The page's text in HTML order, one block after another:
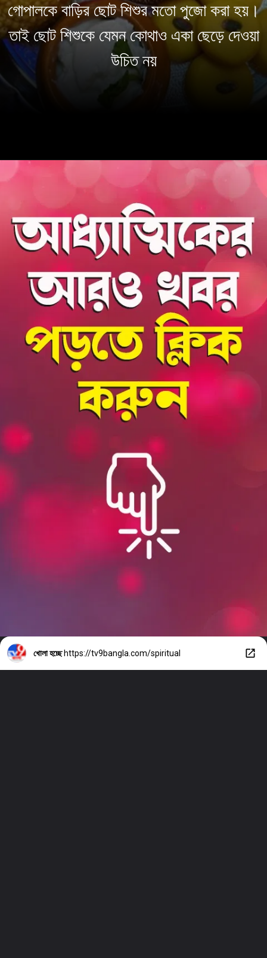
গোপালকে বাড়ির ছোট শিশুর মতো পুজো করা হয়।
তাই ছোট শিশুকে যেমন কোথাও একা ছেড়ে দেওয়া
উচিত নয়
খোলা হচ্ছে https://tv9bangla.com/spiritual